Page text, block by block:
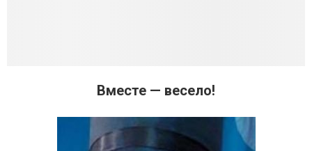
Вместе — весело!